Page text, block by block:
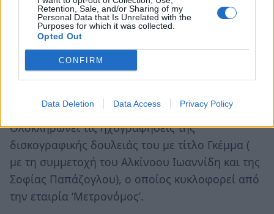
Retention, Sale, and/or Sharing of my
Personal Data that Is Unrelated with the
Purposes for which it was collected.
Opted Out
CONFIRM
Data Deletion Data Access Privacy Policy
Κωνσταντακόπουλο κ.α. Ερμηνεύει και τρία
ανέκδοτα τραγούδια του Χρήστου Λεοντή σε
ποίηση Νικηφόρου Βρεττάκου, σε παραγωγή και
ενορχηστρωτική επιμέλεια του συνθέτη.
Συνεργάζεται με τον συνθέτη Μιχάλη Τερζή.
Παρουσιάζει αφιέρωμα στο Νίκο Καββαδία.
Ολοκληρώνει τις ηχογραφήσεις της
δισκογραφικής δουλειάς του με τίτλο Γκέμμα (
με τη συμμετοχή του Αλκίνοου Ιωαννίδη και της
Σοφίας Παπάζογλου), ο οποίος κυκλοφορεί από
την εταιρία ‘Μετρονόμος’.